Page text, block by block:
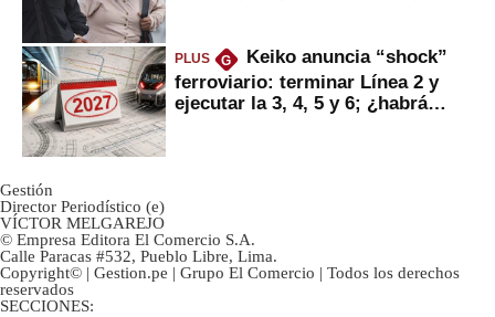
PLUS G
Keiko anuncia “shock”
ferroviario: terminar Línea 2 y
ejecutar la 3, 4, 5 y 6; ¿habrá
Gestión
Director Periodístico (e)
VÍCTOR MELGAREJO
© Empresa Editora El Comercio S.A.
Calle Paracas #532, Pueblo Libre, Lima.
Copyright© | Gestion.pe | Grupo El Comercio | Todos los derechos
reservados
SECCIONES: